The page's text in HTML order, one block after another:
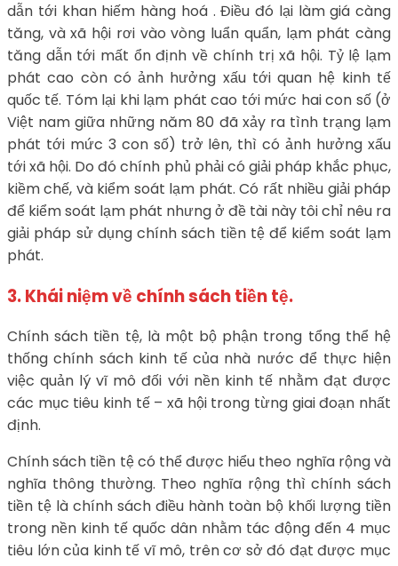
dẫn tới khan hiếm hàng hoá . Điều đó lại làm giá càng
tăng, và xã hội rơi vào vòng luẩn quẩn, lạm phát càng
tăng dẫn tới mất ổn định về chính trị xã hội. Tỷ lệ lạm
phát cao còn có ảnh hưởng xấu tới quan hệ kinh tế
quốc tế. Tóm lại khi lạm phát cao tới mức hai con số (ở
Việt nam giữa những năm 80 đã xảy ra tình trạng lạm
phát tới mức 3 con số) trở lên, thì có ảnh hưởng xấu
tới xã hội. Do đó chính phủ phải có giải pháp khắc phục,
kiềm chế, và kiểm soát lạm phát. Có rất nhiều giải pháp
để kiểm soát lạm phát nhưng ở đề tài này tôi chỉ nêu ra
giải pháp sử dụng chính sách tiền tệ để kiểm soát lạm
phát.
3. Khái niệm về chính sách tiền tệ.
Chính sách tiền tệ, là một bộ phận trong tổng thể hệ
thống chính sách kinh tế của nhà nước để thực hiện
việc quản lý vĩ mô đối với nền kinh tế nhằm đạt được
các mục tiêu kinh tế – xã hội trong từng giai đoạn nhất
định.
Chính sách tiền tệ có thể được hiểu theo nghĩa rộng và
nghĩa thông thường. Theo nghĩa rộng thì chính sách
tiền tệ là chính sách điều hành toàn bộ khối lượng tiền
trong nền kinh tế quốc dân nhằm tác động đến 4 mục
tiêu lớn của kinh tế vĩ mô, trên cơ sở đó đạt được mục